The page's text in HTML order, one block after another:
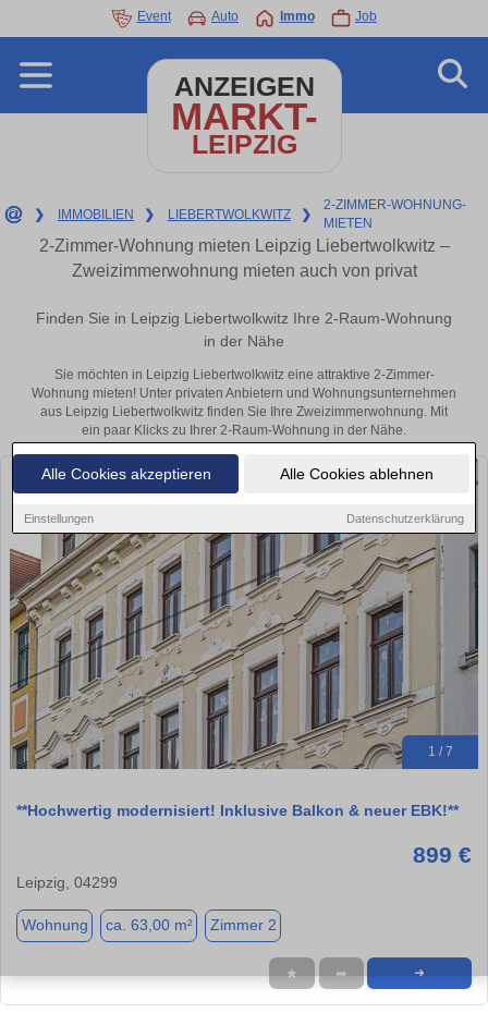
Alle Cookies akzeptieren Alle Cookies ablehnen
Einstellungen Datenschutzerklärung
Event Auto Immo Job
ANZEIGEN
MARKT-
LEIPZIG
❯ IMMOBILIEN ❯ LIEBERTWOLKWITZ ❯
2-ZIMMER-WOHNUNG-
MIETEN
2-Zimmer-Wohnung mieten Leipzig Liebertwolkwitz –
Zweizimmerwohnung mieten auch von privat
Finden Sie in Leipzig Liebertwolkwitz Ihre 2-Raum-Wohnung
in der Nähe
Sie möchten in Leipzig Liebertwolkwitz eine attraktive 2-Zimmer-
Wohnung mieten! Unter privaten Anbietern und Wohnungsunternehmen
aus Leipzig Liebertwolkwitz finden Sie Ihre Zweizimmerwohnung. Mit
ein paar Klicks zu Ihrer 2-Raum-Wohnung in der Nähe.
1 / 7
**Hochwertig modernisiert! Inklusive Balkon & neuer EBK!**
899 €
Leipzig, 04299
Wohnung ca. 63,00 m² Zimmer 2
★ ➦ ➜